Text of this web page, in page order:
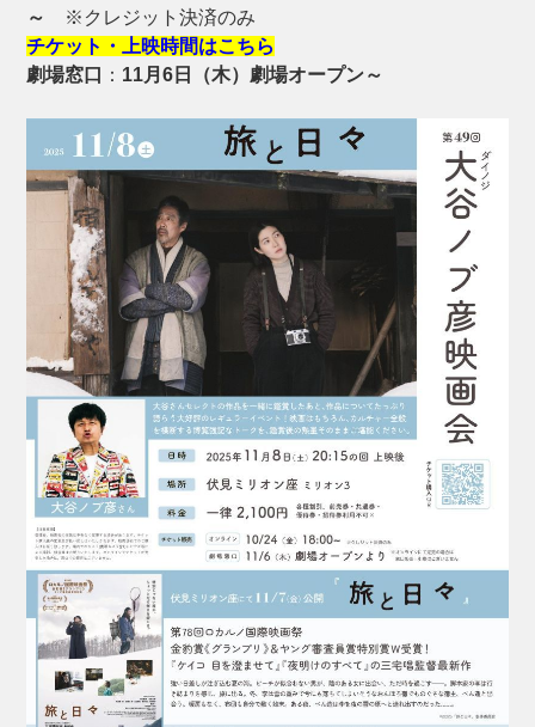
～
※クレジット決済のみ
チケット・上映時間はこちら
劇場窓口
： 11月6日（木）劇場オープン～